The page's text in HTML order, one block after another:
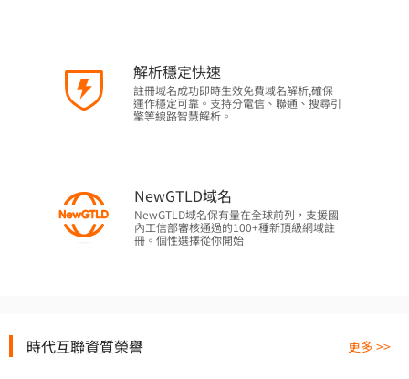
解析穩定快速
註冊域名成功即時生效免費域名解析,確保
運作穩定可靠。支持分電信、聯通、搜尋引
擎等線路智慧解析。
NewGTLD域名
NewGTLD域名保有量在全球前列，支援國
內工信部審核通過的100+種新頂級網域註
冊。個性選擇從你開始
時代互聯資質榮譽 更多 >>